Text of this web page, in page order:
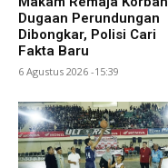
Dugaan Perundungan
Dibongkar, Polisi Cari
Fakta Baru
6 Agustus 2026 -15:39